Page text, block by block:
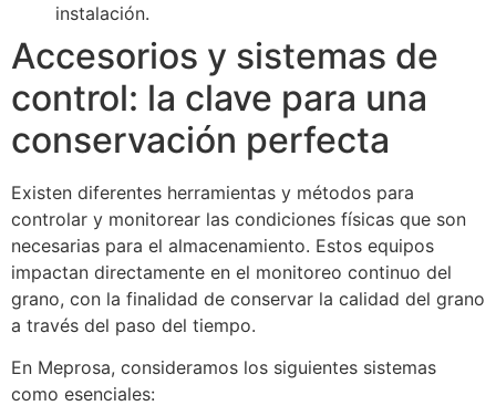
instalación.
Accesorios y sistemas de
control: la clave para una
conservación perfecta
Existen diferentes herramientas y métodos para
controlar y monitorear las condiciones físicas que son
necesarias para el almacenamiento. Estos equipos
impactan directamente en el monitoreo continuo del
grano, con la finalidad de conservar la calidad del grano
a través del paso del tiempo.
En Meprosa, consideramos los siguientes sistemas
como esenciales: